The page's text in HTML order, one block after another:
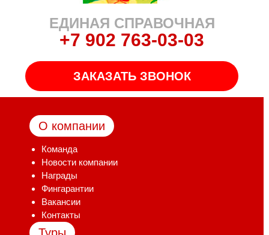
ЕДИНАЯ СПРАВОЧНАЯ
+7 902 763-03-03
ЗАКАЗАТЬ ЗВОНОК
О компании
Команда
Новости компании
Награды
Фингарантии
Вакансии
Контакты